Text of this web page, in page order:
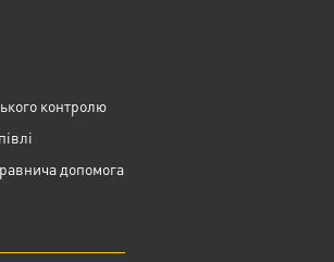
контролю
допомога